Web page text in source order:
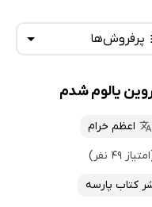
پرفروش‌ها
داغ‌ترین‌ها
یالوم شدم
اعظم خرام
۴۹ نفر)
کتاب پارسه